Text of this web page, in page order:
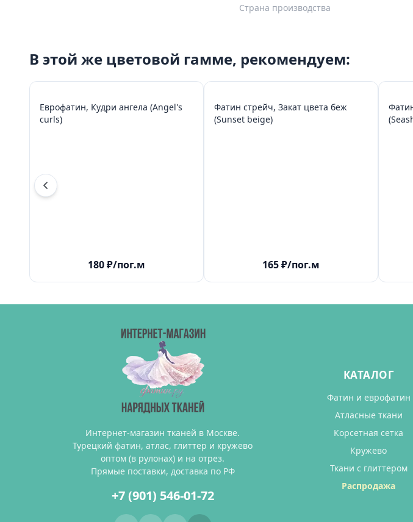
Страна производства
В этой же цветовой гамме, рекомендуем:
Еврофатин, Кудри ангела (Angel's
curls)
180₽/пог.м
Фатин стрейч, Закат цвета беж
(Sunset beige)
165₽/пог.м
Интернет-магазин тканей в Москве.
Турецкий фатин, атлас, глиттер и кружево
оптом (в рулонах) и на отрез.
Прямые поставки, доставка по РФ
+7 (901) 546-01-72
КАТАЛОГ
Фатин и еврофатин
Атласные ткани
Корсетная сетка
Кружево
Ткани с глиттером
Распродажа